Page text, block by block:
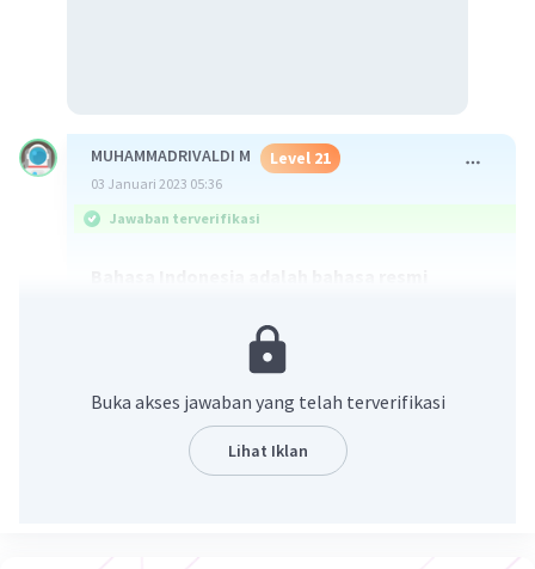
MUHAMMADRIVALDI M Level 21
03 Januari 2023 05:36
Jawaban terverifikasi
Beri Rating
Level 53
Buka akses jawaban yang telah terverifikasi
Lihat Iklan